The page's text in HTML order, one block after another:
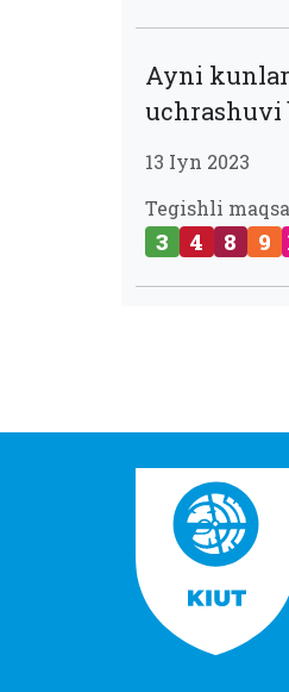
Ayni
uchrashuvi
13 Iyn 2023
Tegishli
3 4 8 9